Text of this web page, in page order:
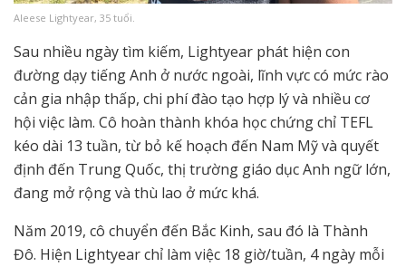
Aleese Lightyear, 35 tuổi.
Sau nhiều ngày tìm kiếm, Lightyear phát hiện con
đường dạy tiếng Anh ở nước ngoài, lĩnh vực có mức rào
cản gia nhập thấp, chi phí đào tạo hợp lý và nhiều cơ
hội việc làm. Cô hoàn thành khóa học chứng chỉ TEFL
kéo dài 13 tuần, từ bỏ kế hoạch đến Nam Mỹ và quyết
định đến Trung Quốc, thị trường giáo dục Anh ngữ lớn,
đang mở rộng và thù lao ở mức khá.
Năm 2019, cô chuyển đến Bắc Kinh, sau đó là Thành
Đô. Hiện Lightyear chỉ làm việc 18 giờ/tuần, 4 ngày mỗi